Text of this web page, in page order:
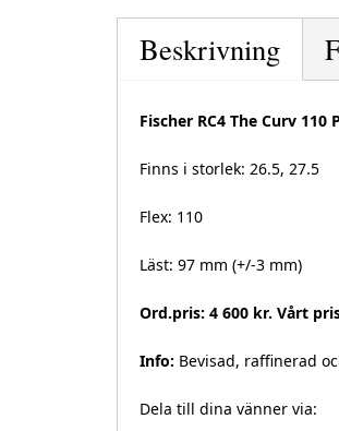
Beskrivning
Fischer RC4 The Curv 110
Finns i storlek: 26.5, 27.5
Flex: 110
Läst: 97 mm (+/-3 mm)
Ord.pris: 4 600 kr. Vårt
Info: Bevisad, raffinerad
Dela till dina vänner via: